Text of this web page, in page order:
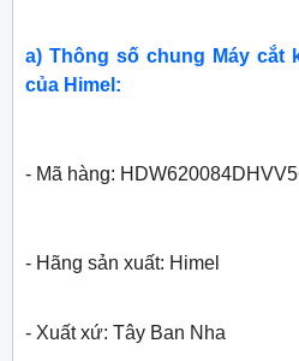
a) Thông số chung Máy cắt
của Himel:
- Mã hàng:
- Hãng sản xuất: Himel
- Xuất xứ: Tây Ban Nha